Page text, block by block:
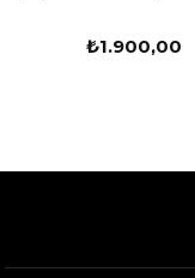
₺1.900,00